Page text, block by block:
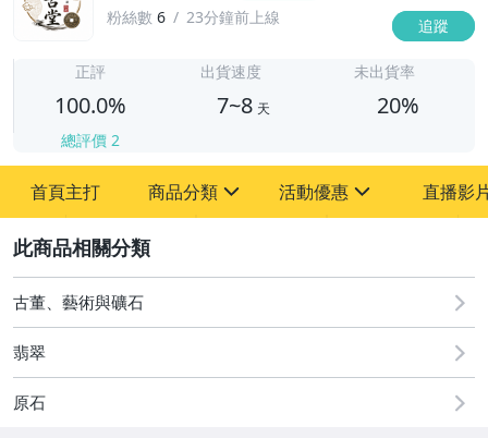
粉絲數 6 23分鐘前上線 追蹤
正評
100.0%
總評價 2
出貨速度
7~8 天
未出貨率
20%
首頁主打 商品分類
其它
活動優惠
[全店] 周年慶
[全店] 粉絲專享
直播影
古董、藝術與礦石
翡翠
原石